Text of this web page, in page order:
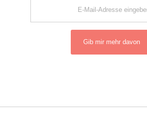
Adresse
Gib mir mehr davon